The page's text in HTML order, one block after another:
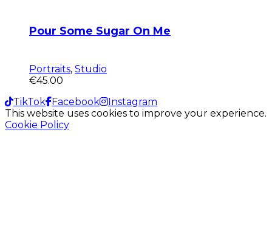
Pour Some Sugar On Me
Portraits, Studio
€45.00
TikTok
Facebook
Instagram
This website uses cookies to improve your experience.
Cookie Policy